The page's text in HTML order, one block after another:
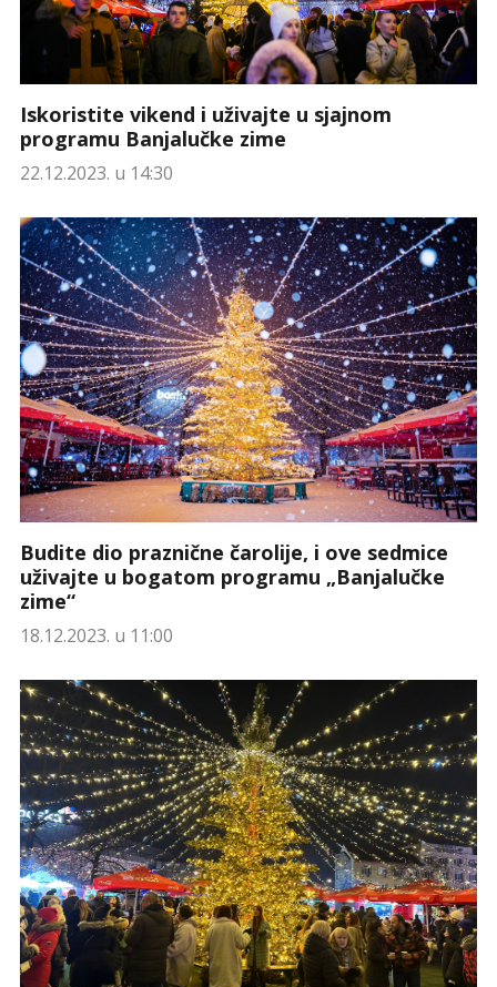
Iskoristite vikend i uživajte u sjajnom
programu Banjalučke zime
22.12.2023. u 14:30
Budite dio praznične čarolije, i ove sedmice
uživajte u bogatom programu „Banjalučke
zime“
18.12.2023. u 11:00